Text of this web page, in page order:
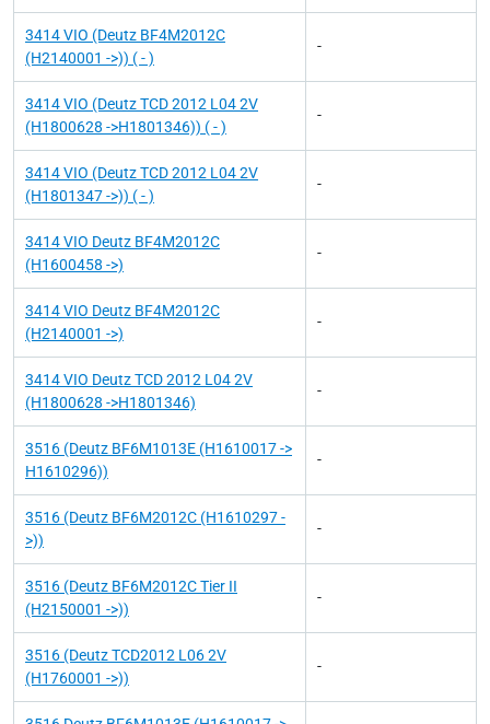
3414 VIO (Deutz BF4M2012C
(H2140001 ->)) ( - )
-
3414 VIO (Deutz TCD 2012 L04 2V
(H1800628 ->H1801346)) ( - )
-
3414 VIO (Deutz TCD 2012 L04 2V
(H1801347 ->)) ( - )
-
3414 VIO Deutz BF4M2012C
(H1600458 ->)
-
3414 VIO Deutz BF4M2012C
(H2140001 ->)
-
3414 VIO Deutz TCD 2012 L04 2V
(H1800628 ->H1801346)
-
3516 (Deutz BF6M1013E (H1610017 ->
H1610296))
-
3516 (Deutz BF6M2012C (H1610297 -
>))
-
3516 (Deutz BF6M2012C Tier II
(H2150001 ->))
-
3516 (Deutz TCD2012 L06 2V
(H1760001 ->))
-